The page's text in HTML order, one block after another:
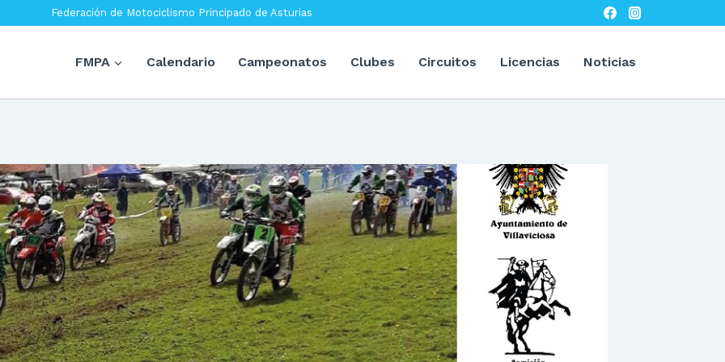
Federación de Motociclismo Principado de Asturias
FMPA Calendario Campeonatos Clubes Circuitos Licencias Noticias